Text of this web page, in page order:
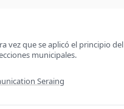
vez que se aplicó el principio del
municipales.
Seraing